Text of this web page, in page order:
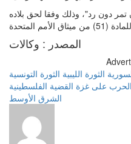
تمر دون رد"، وذلك وفقا لحق بلاده
المصدر : وكالات
الثورة الليبية الثورة التونسية
الحرب على غزة القضية الفلسطينية
الشرق الأوسط